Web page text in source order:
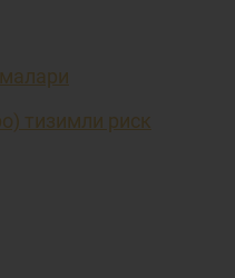
тизимли риск